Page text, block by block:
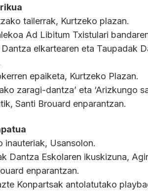
tailerrak, Kurtzeko plazan.
Ad Libitum Txistulari
elkartearen eta Taupadak
epaiketa, Kurtzeko Plazan.
zaragi-dantza’ eta ‘Arizkungo
Santi Brouard enparantzan.
inauteriak, Usansolon.
Dantza Eskolaren ikuskizuna,
enparantzan.
Konpartsak antolatutako